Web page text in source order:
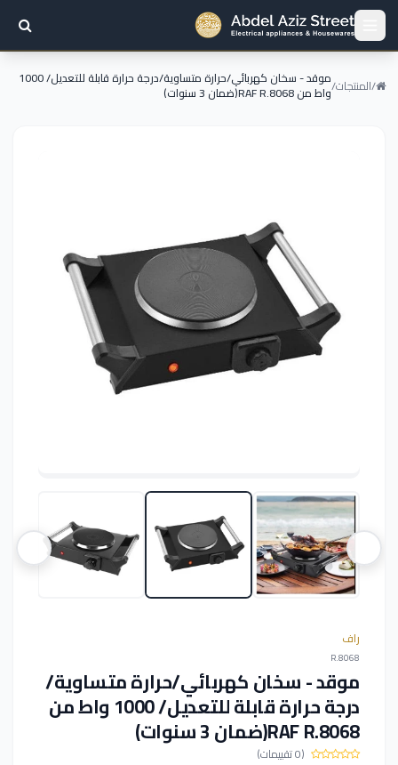
/المنتجات/ موقد - سخان كهربائي/حرارة متساوية/درجة حرارة قابلة للتعديل/ 1000
واط من RAF R.8068(ضمان 3 سنوات)
راف
R.8068
موقد - سخان كهربائي/حرارة متساوية/
درجة حرارة قابلة للتعديل/ 1000 واط من
RAF R.8068(ضمان 3 سنوات)
(0 تقييمات)